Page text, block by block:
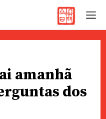
amanhã
dos